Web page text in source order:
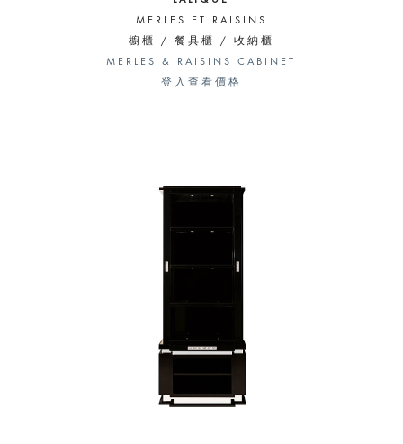
MERLES ET RAISINS
櫥櫃 / 餐具櫃 / 收納櫃
MERLES & RAISINS CABINET
登入查看價格